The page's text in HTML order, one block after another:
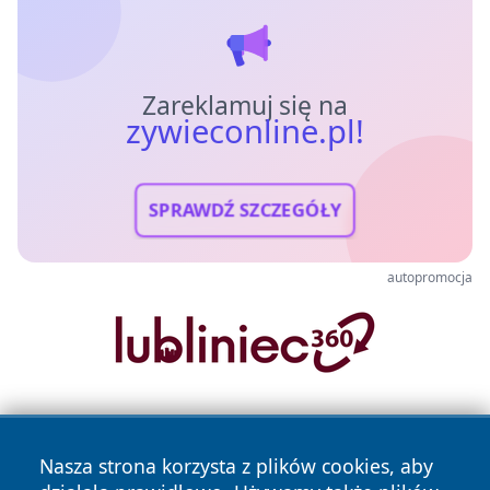
Zareklamuj się na
zywieconline.pl!
SPRAWDŹ SZCZEGÓŁY
autopromocja
Nasza strona korzysta z plików cookies, aby